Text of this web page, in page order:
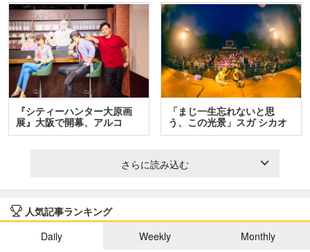
『シティーハンター大原画
展』大阪で開幕、アルコ
＆…
「まじ一生忘れないと思
う、この光景」スガ シカオ
と…
さらに読み込む
人気記事ランキング
Daily
Weekly Monthly